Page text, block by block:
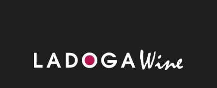
Frederic Magnien